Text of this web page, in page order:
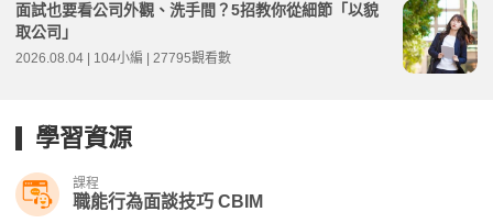
面試也要看公司外觀、洗手間？5招教你從細節「以貌
取公司」
2026.08.04 | 104小編 | 27795觀看數
學習資源
課程
職能行為面談技巧 CBIM